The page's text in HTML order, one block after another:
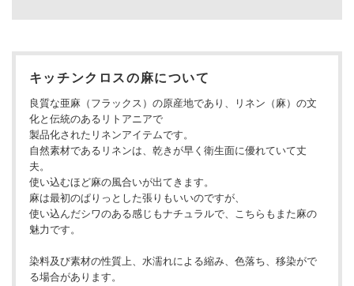
キッチンクロスの麻について
良質な亜麻（フラックス）の原産地であり、リネン（麻）の文
化と伝統のあるリトアニアで
製品化されたリネンアイテムです。
自然素材であるリネンは、乾きが早く衛生面に優れていて丈
夫。
使い込むほど麻の風合いが出てきます。
麻は最初のぱりっとした張りもいいのですが、
使い込んだシワのある感じもナチュラルで、こちらもまた麻の
魅力です。
染料及び素材の性質上、水濡れによる縮み、色落ち、移染がで
る場合があります。